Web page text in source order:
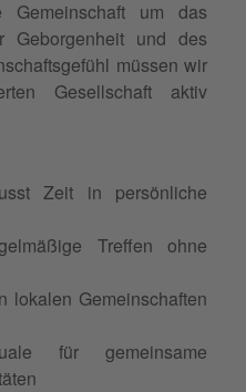
um das
Geborgenheit und des
müssen wir
Gesellschaft aktiv
Zeit in persönliche
Treffen ohne
lokalen Gemeinschaften
für gemeinsame